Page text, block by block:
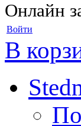
Онлайн
Войти
В